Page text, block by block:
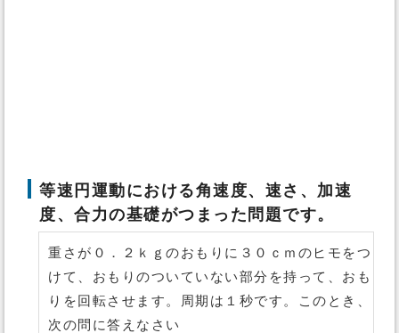
等速円運動における角速度、速さ、加速
度、合力の基礎がつまった問題です。
重さが０．２ｋｇのおもりに３０ｃｍのヒモをつ
けて、おもりのついていない部分を持って、おも
りを回転させます。周期は１秒です。このとき、
次の問に答えなさい